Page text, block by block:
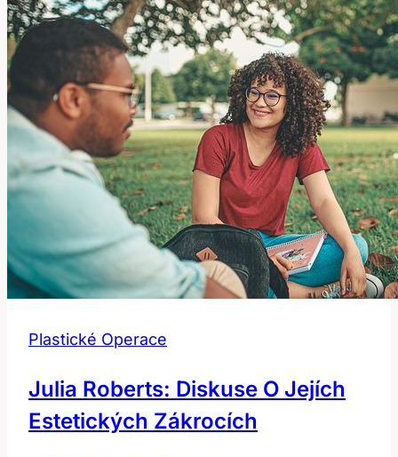
její
život
Plastické Operace
Julia Roberts: Diskuse O Jejích
Estetických Zákrocích